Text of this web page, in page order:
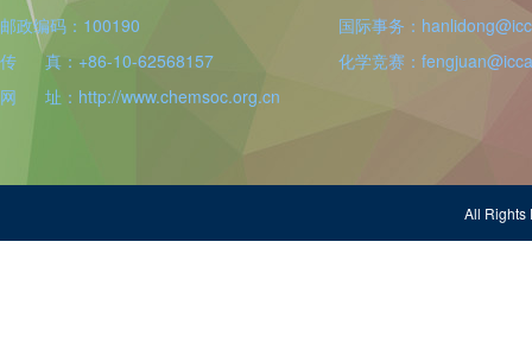
邮政编码：100190
传 真：+86-10-62568157
网 址：http://www.chemsoc.org.cn
国际事务：
化学竞赛：
All Rights